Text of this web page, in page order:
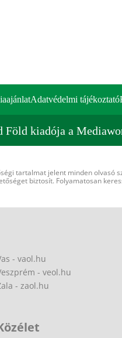
Adatvédelmi tájékoztató
Föld kiadója a
tartalmat jelent minden olvasó
biztosít. Folyamatosan
- vaol.hu
- veol.hu
- zaol.hu